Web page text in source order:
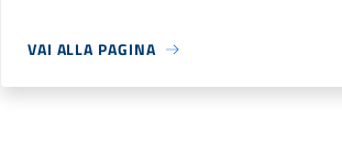
VAI ALLA PAGINA